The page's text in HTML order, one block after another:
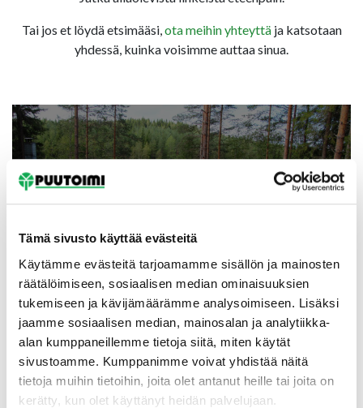
Tämä sivusto käyttää evästeitä
Käytämme evästeitä tarjoamamme sisällön ja mainosten
räätälöimiseen, sosiaalisen median ominaisuuksien
tukemiseen ja kävijämäärämme analysoimiseen. Lisäksi
jaamme sosiaalisen median, mainosalan ja analytiikka-
alan kumppaneillemme tietoja siitä, miten käytät
sivustoamme. Kumppanimme voivat yhdistää näitä
tietoja muihin tietoihin, joita olet antanut heille tai joita on
kerätty, kun olet käyttänyt heidän palvelujaan.
Tai jos et löydä etsimääsi,ota meihin yhteyttäja katsotaan
yhdessä, kuinka voisimme auttaa sinua.
Etusivu